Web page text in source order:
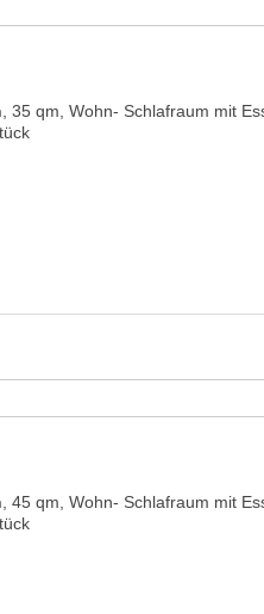
, 35 qm, Wohn- Schlafraum mit
, 45 qm, Wohn- Schlafraum mit